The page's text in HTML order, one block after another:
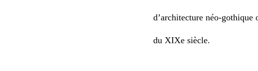
d’architecture néo-gothique
du XIXe siècle.